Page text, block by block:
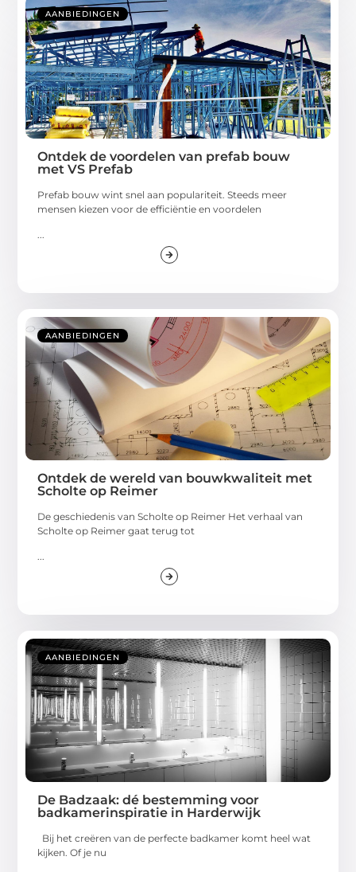
AANBIEDINGEN
Ontdek de voordelen van prefab bouw
met VS Prefab
Prefab bouw wint snel aan populariteit. Steeds meer
mensen kiezen voor de efficiëntie en voordelen
...
AANBIEDINGEN
Ontdek de wereld van bouwkwaliteit met
Scholte op Reimer
De geschiedenis van Scholte op Reimer Het verhaal van
Scholte op Reimer gaat terug tot
...
AANBIEDINGEN
De Badzaak: dé bestemming voor
badkamerinspiratie in Harderwijk
Bij het creëren van de perfecte badkamer komt heel wat
kijken. Of je nu